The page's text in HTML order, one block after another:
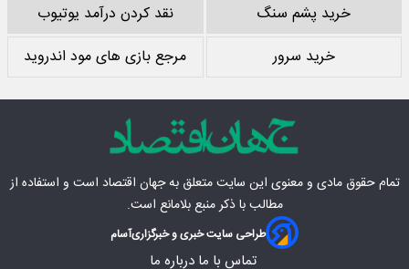
خرید پشم سنگ
نقد کردن درآمد یوتیوب
خرید سرور
مرجع بازی های مود اندروید
تمام حقوق مادی‌ و معنوی این سایت متعلق بهجهان اقتصاد است و استفاده از
مطالب با ذکر منبع بلامانع است.
طراحی سایت خبری و خبرگزاریآسام
تماس با ما درباره ما